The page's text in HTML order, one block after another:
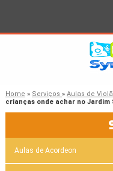
Home » Serviços » Aulas de
crianças onde achar no Jardim
Aulas de Acordeon